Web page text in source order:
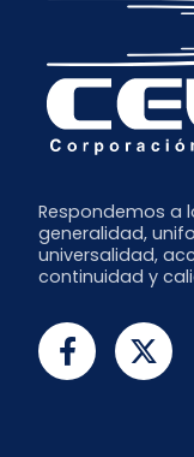
Respondemos a
generalidad,
universalidad,
continuidad y